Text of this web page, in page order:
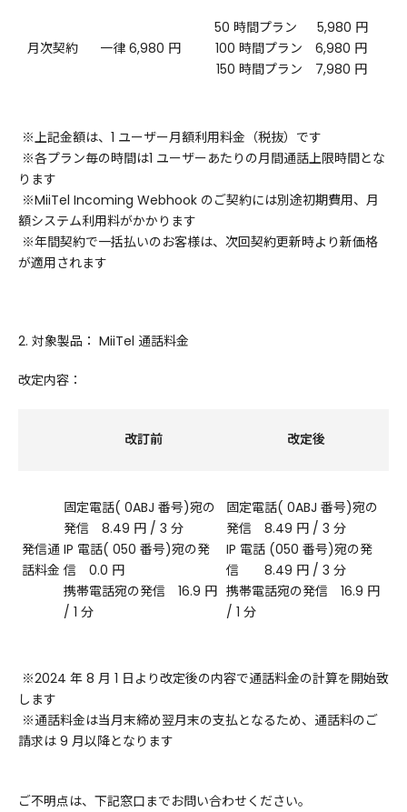
月次契約 一律 6,980 円
50 時間プラン 5,980 円
100 時間プラン 6,980 円
150 時間プラン 7,980 円
※上記金額は、1 ユーザー月額利用料金（税抜）です
※各プラン毎の時間は1 ユーザーあたりの月間通話上限時間とな
ります
※MiiTel Incoming Webhook のご契約には別途初期費用、月
額システム利用料がかかります
※年間契約で一括払いのお客様は、次回契約更新時より新価格
が適用されます
2. 対象製品： MiiTel 通話料金
改定内容：
改訂前 改定後
発信通
話料金
固定電話( 0ABJ 番号)宛の
発信 8.49 円 / 3 分
IP 電話( 050 番号)宛の発
信 0.0 円
携帯電話宛の発信 16.9 円
/ 1 分
固定電話( 0ABJ 番号)宛の
発信 8.49 円 / 3 分
IP 電話 (050 番号)宛の発
信 8.49 円 / 3 分
携帯電話宛の発信 16.9 円
/ 1 分
※2024 年 8 月 1 日より改定後の内容で通話料金の計算を開始致
します
※通話料金は当月末締め翌月末の支払となるため、通話料のご
請求は 9 月以降となります
ご不明点は、下記窓口までお問い合わせください。